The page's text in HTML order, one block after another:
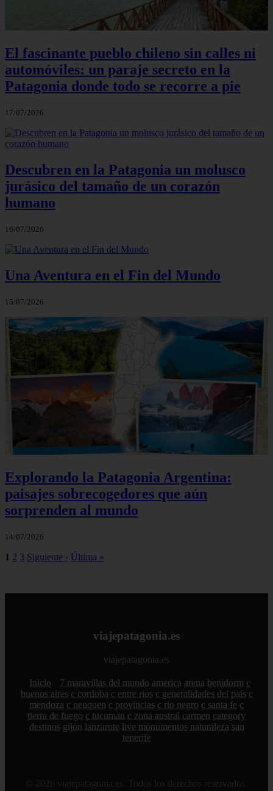
El fascinante pueblo chileno sin calles ni
automóviles: un paraje secreto en la
Patagonia donde todo se recorre a pie
17/07/2026
Descubren en la Patagonia un molusco
jurásico del tamaño de un corazón
humano
16/07/2026
Una Aventura en el Fin del Mundo
15/07/2026
Explorando la Patagonia Argentina:
paisajes sobrecogedores que aún
sorprenden al mundo
14/07/2026
1 2 3 Siguiente › Última »
viajepatagonia.es
viajepatagonia.es
Inicio 7 maravillas del mundo america arena benidorm c
buenos aires c cordoba c entre rios c generalidades del pais c
mendoza c neuquen c provincias c rio negro c santa fe c
tierra de fuego c tucuman c zona austral carmen category
destinos gijon lanzarote live monumentos naturaleza san
tenerife
© 2026 viajepatagonia.es. Todos los derechos reservados.